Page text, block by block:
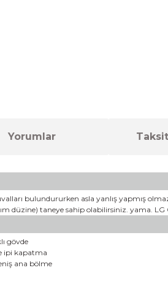
Yorumlar
bulundururken asla yanlış yapmış
düzine) taneye sahip olabilirsiniz. yama.
gövde
ipi kapatma
ana bölme